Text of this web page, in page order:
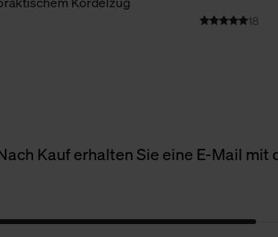
18
Kauf erhalten Sie eine E-Mail